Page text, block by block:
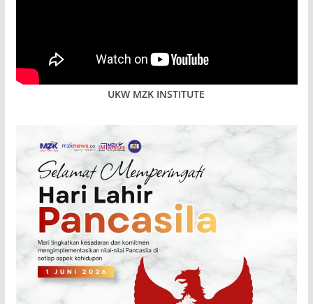
UKW MZK INSTITUTE